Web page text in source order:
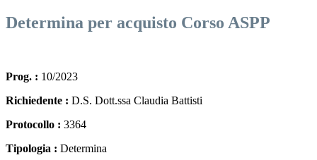
Determina per acquisto Corso ASPP
Prog. : 10/2023
Richiedente : D.S. Dott.ssa Claudia Battisti
Protocollo : 3364
Tipologia : Determina